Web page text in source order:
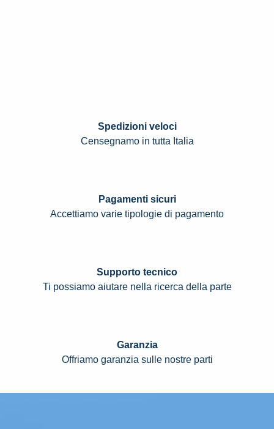
Spedizioni veloci
Censegnamo in tutta Italia
Pagamenti sicuri
Accettiamo varie tipologie di pagamento
Supporto tecnico
Ti possiamo aiutare nella ricerca della parte
Garanzia
Offriamo garanzia sulle nostre parti